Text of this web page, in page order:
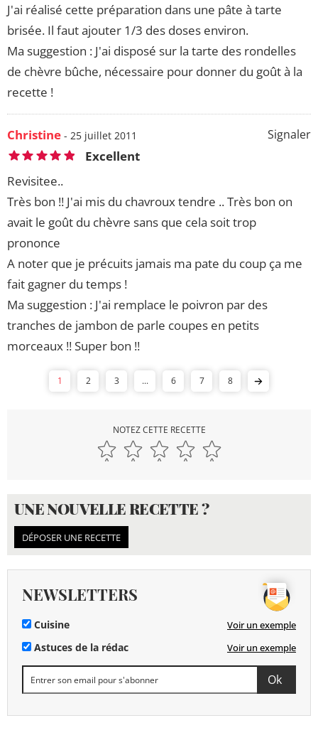
J'ai réalisé cette préparation dans une pâte à tarte
brisée. Il faut ajouter 1/3 des doses environ.
Ma suggestion : J'ai disposé sur la tarte des rondelles
de chèvre bûche, nécessaire pour donner du goût à la
recette !
Signaler
Christine - 25 juillet 2011
Excellent
Revisitee..
Très bon !! J'ai mis du chavroux tendre .. Très bon on
avait le goût du chèvre sans que cela soit trop
prononce
A noter que je précuits jamais ma pate du coup ça me
fait gagner du temps !
Ma suggestion : J'ai remplace le poivron par des
tranches de jambon de parle coupes en petits
morceaux !! Super bon !!
1 2 3 ... 6 7 8
NOTEZ CETTE RECETTE
UNE NOUVELLE RECETTE ?
DÉPOSER UNE RECETTE
NEWSLETTERS
Cuisine Voir un exemple
Astuces de la rédac Voir un exemple